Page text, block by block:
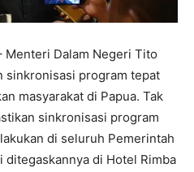
Menteri Dalam Negeri Tito
sinkronisasi program tepat
masyarakat di Papua. Tak
sinkronisasi program
di seluruh Pemerintah
ditegaskannya di Hotel Rimba